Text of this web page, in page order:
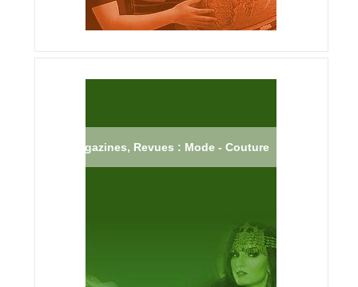
Magazines, Revues : Mode - Couture